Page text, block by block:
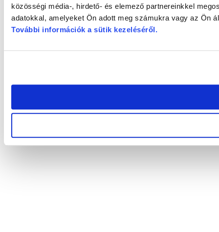
közösségi média-, hirdető- és elemező partnereinkkel
adatokkal, amelyeket Ön adott meg számukra vagy az Ön
További információk a sütik kezeléséről.